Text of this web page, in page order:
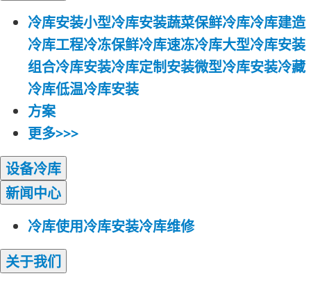
冷库安装小型冷库安装蔬菜保鲜冷库冷库建造
冷库工程冷冻保鲜冷库速冻冷库大型冷库安装
组合冷库安装冷库定制安装微型冷库安装冷藏
冷库低温冷库安装
方案
更多>>>
设备冷库
新闻中心
冷库使用冷库安装冷库维修
关于我们